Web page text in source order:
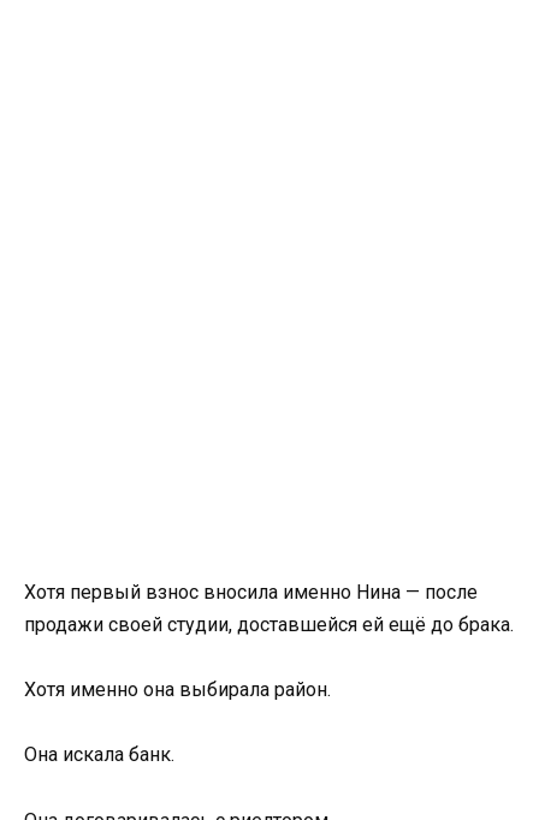
Хотя первый взнос вносила именно Нина — после
продажи своей студии, доставшейся ей ещё до брака.
Хотя именно она выбирала район.
Она искала банк.